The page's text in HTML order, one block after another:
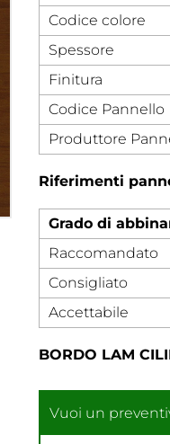
Codice colore
Spessore
Finitura
Codice Pannello
Produttore
Riferimenti
Grado di
Raccomandato
Consigliato
Accettabile
BORDO LAM